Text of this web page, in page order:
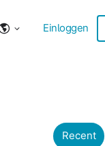
Einloggen
Recent